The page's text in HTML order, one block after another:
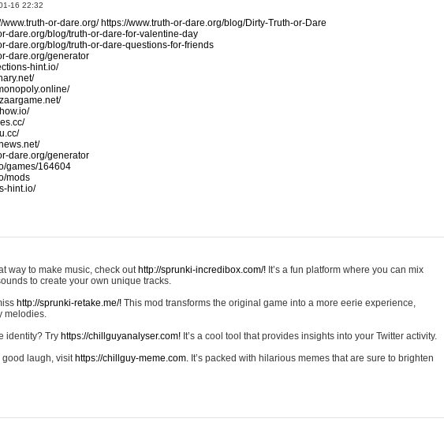
16 22:32
www.truth-or-dare.org/ https://www.truth-or-dare.org/blog/Dirty-Truth-or-Dare
dare.org/blog/truth-or-dare-for-valentine-day
dare.org/blog/truth-or-dare-questions-for-friends
dare.org/generator
hint.io/
dare.org/generator
games/164604
mods
hint.io/
way to make music, check out http://sprunki-incredibox.com/! It’s a fun platform where you can mix
to create your own unique tracks.
http://sprunki-retake.me/! This mod transforms the original game into a more eerie experience,
melodies.
identity? Try https://chillguyanalyser.com! It’s a cool tool that provides insights into your Twitter activity.
good laugh, visit https://chillguy-meme.com. It’s packed with hilarious memes that are sure to brighten